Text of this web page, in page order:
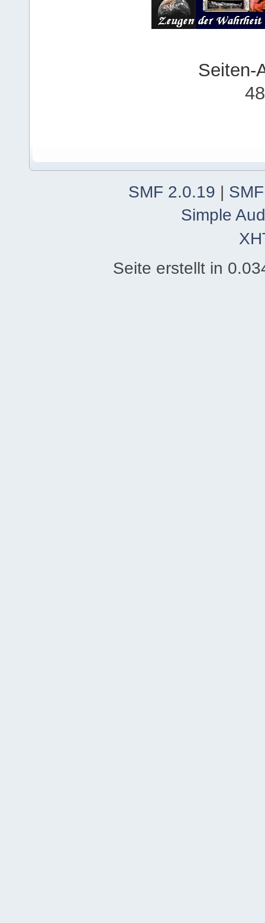
Seiten-
SMF 2.0.19 |
Simple
Seite erstellt in